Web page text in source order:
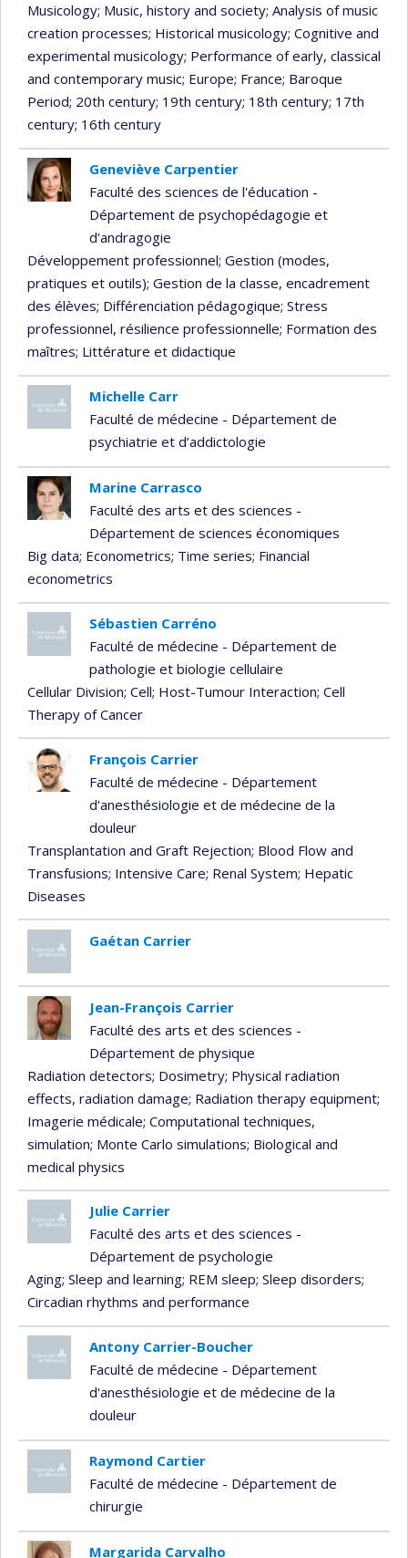
Musicology; Music, history and society; Analysis of music
creation processes; Historical musicology; Cognitive and
experimental musicology; Performance of early, classical
and contemporary music; Europe; France; Baroque
Period; 20th century; 19th century; 18th century; 17th
century; 16th century
Geneviève Carpentier
Faculté des sciences de l'éducation -
Département de psychopédagogie et
d'andragogie
Développement professionnel; Gestion (modes,
pratiques et outils); Gestion de la classe, encadrement
des élèves; Différenciation pédagogique; Stress
professionnel, résilience professionnelle; Formation des
maîtres; Littérature et didactique
Michelle Carr
Faculté de médecine - Département de
psychiatrie et d’addictologie
Marine Carrasco
Faculté des arts et des sciences -
Département de sciences économiques
Big data; Econometrics; Time series; Financial
econometrics
Sébastien Carréno
Faculté de médecine - Département de
pathologie et biologie cellulaire
Cellular Division; Cell; Host-Tumour Interaction; Cell
Therapy of Cancer
François Carrier
Faculté de médecine - Département
d'anesthésiologie et de médecine de la
douleur
Transplantation and Graft Rejection; Blood Flow and
Transfusions; Intensive Care; Renal System; Hepatic
Diseases
Gaétan Carrier
Jean-François Carrier
Faculté des arts et des sciences -
Département de physique
Radiation detectors; Dosimetry; Physical radiation
effects, radiation damage; Radiation therapy equipment;
Imagerie médicale; Computational techniques,
simulation; Monte Carlo simulations; Biological and
medical physics
Julie Carrier
Faculté des arts et des sciences -
Département de psychologie
Aging; Sleep and learning; REM sleep; Sleep disorders;
Circadian rhythms and performance
Antony Carrier-Boucher
Faculté de médecine - Département
d'anesthésiologie et de médecine de la
douleur
Raymond Cartier
Faculté de médecine - Département de
chirurgie
Margarida Carvalho